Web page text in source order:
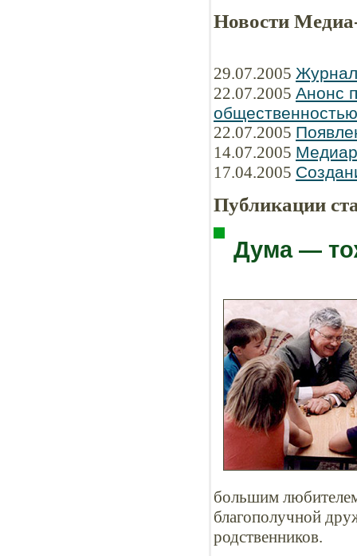
Новости
29.07.2005
22.07.2005 Анонс
общественностью
22.07.2005
14.07.2005
17.04.2005
Публикации
Дума —
большим
благополучной
родственников.